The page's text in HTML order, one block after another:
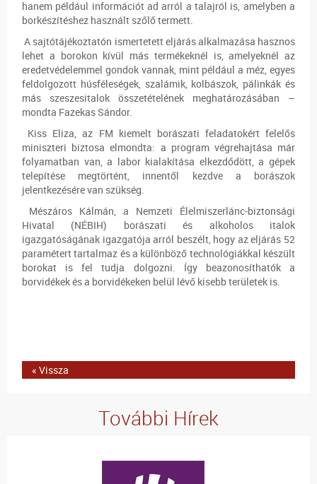
hanem például információt ad arról a talajról is, amelyben a
borkészítéshez használt szőlő termett.
A sajtótájékoztatón ismertetett eljárás alkalmazása hasznos
lehet a borokon kívül más termékeknél is, amelyeknél az
eredetvédelemmel gondok vannak, mint például a méz, egyes
feldolgozott húsféleségek, szalámik, kolbászok, pálinkák és
más szeszesitalok összetételének meghatározásában –
mondta Fazekas Sándor.
Kiss Eliza, az FM kiemelt borászati feladatokért felelős
miniszteri biztosa elmondta: a program végrehajtása már
folyamatban van, a labor kialakítása elkezdődött, a gépek
telepítése megtörtént, innentől kezdve a borászok
jelentkezésére van szükség.
Mészáros Kálmán, a Nemzeti Élelmiszerlánc-biztonsági
Hivatal (NÉBIH) borászati és alkoholos italok
igazgatóságának igazgatója arról beszélt, hogy az eljárás 52
paramétert tartalmaz és a különböző technológiákkal készült
borokat is fel tudja dolgozni. Így beazonosíthatók a
borvidékek és a borvidékeken belül lévő kisebb területek is.
« Vissza
További Hírek